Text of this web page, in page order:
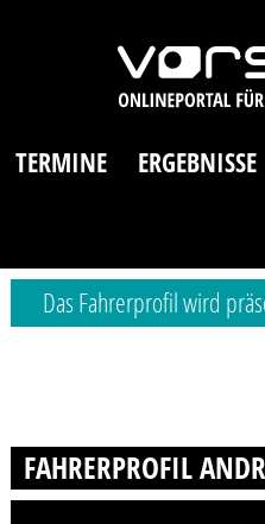
TERMINE ERGEBNISSE
Das Fahrerprofil wird
FAHRERPROFIL